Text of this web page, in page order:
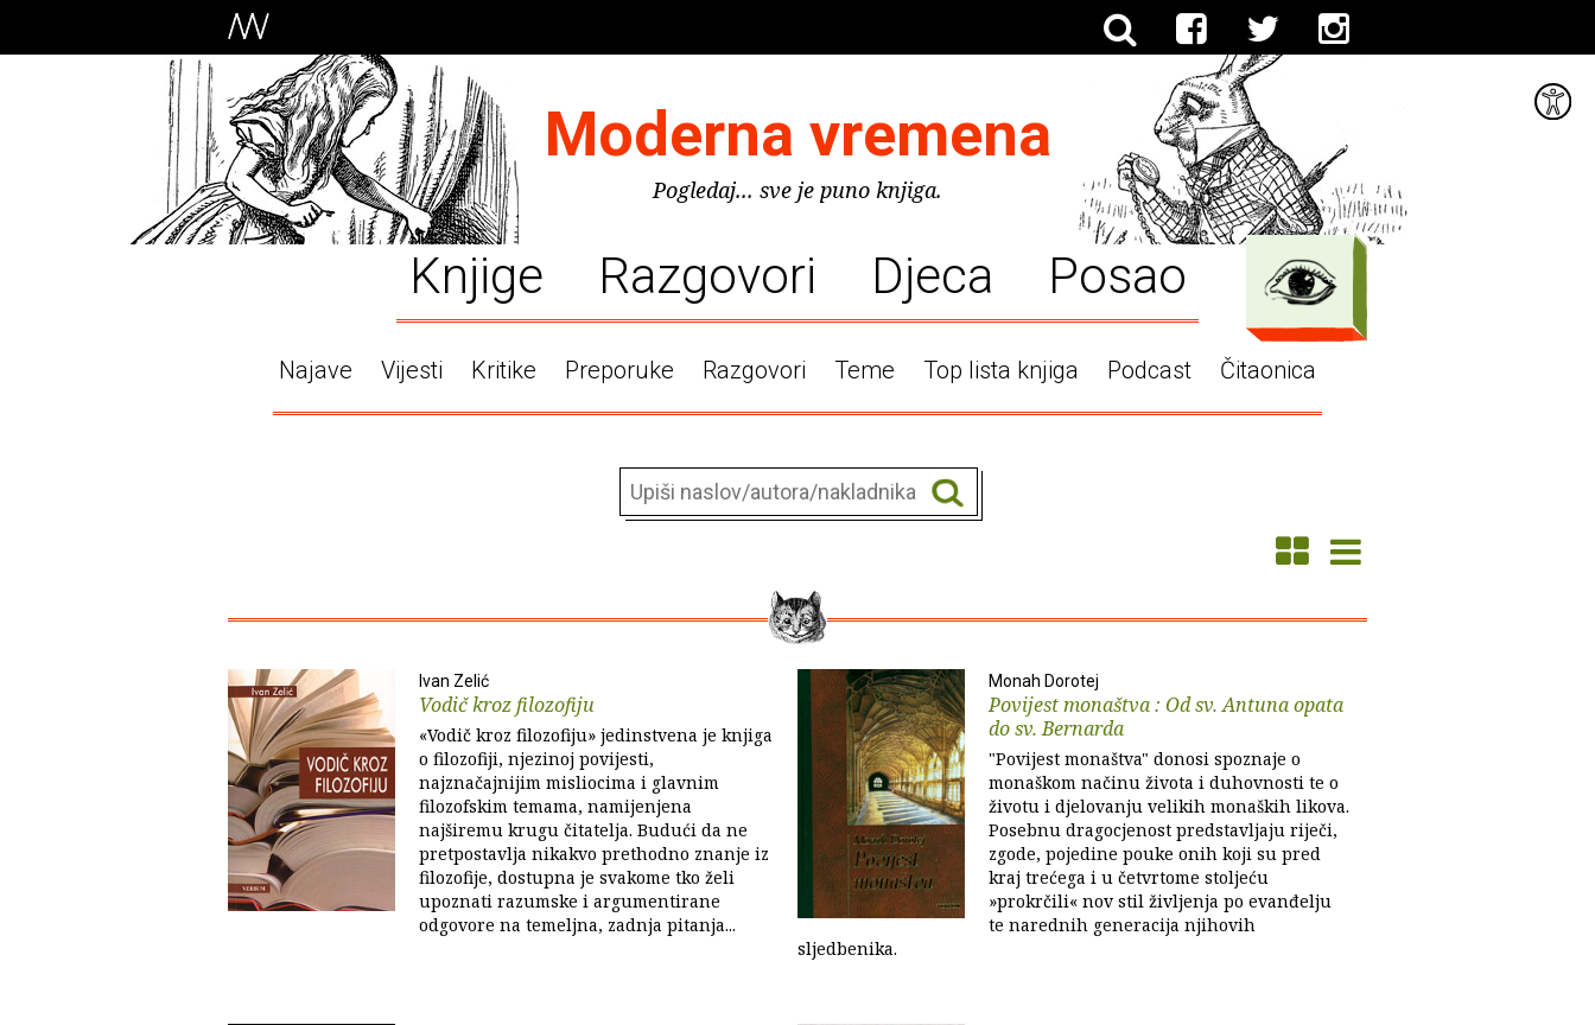
Moderna vremena
Pogledaj... sve je puno knjiga.
Knjige Razgovori Djeca Posao
Najave Vijesti Kritike Preporuke Razgovori Teme Top lista knjiga Podcast Čitaonica
Ivan Zelić
Vodič kroz filozofiju
«Vodič kroz filozofiju» jedinstvena je knjiga
o filozofiji, njezinoj povijesti,
najznačajnijim misliocima i glavnim
filozofskim temama, namijenjena
najširemu krugu čitatelja. Budući da ne
pretpostavlja nikakvo prethodno znanje iz
filozofije, dostupna je svakome tko želi
upoznati razumske i argumentirane
odgovore na temeljna, zadnja pitanja...
Monah Dorotej
Povijest monaštva : Od sv. Antuna opata
do sv. Bernarda
"Povijest monaštva" donosi spoznaje o
monaškom načinu života i duhovnosti te o
životu i djelovanju velikih monaških likova.
Posebnu dragocjenost predstavljaju riječi,
zgode, pojedine pouke onih koji su pred
kraj trećega i u četvrtome stoljeću
»prokrčili« nov stil življenja po evanđelju
te narednih generacija njihovih
sljedbenika.